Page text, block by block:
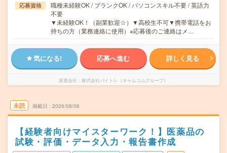
応募資格
職種未経験OK / ブランクOK / パソコンスキル不要 / 英語力
不要
▼未経験OK！（副業歓迎☆）▼高校生不可▼携帯電話をお
持ちの方（業務連絡に使用）※応募後のご連絡はメ…
気になる! 応募へ進む 詳しく見る
派遣会社 株式会社バイトレ（キャムコムグループ）
未読 掲載日 2026/08/06
【経験者向けマイスターワーク！】医薬品の
試験・評価・データ入力・報告書作成